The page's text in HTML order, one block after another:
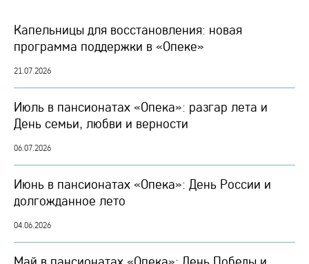
Капельницы для восстановления: новая
программа поддержки в «Опеке»
21.07.2026
Июль в пансионатах «Опека»: разгар лета и
День семьи, любви и верности
06.07.2026
Июнь в пансионатах «Опека»: День России и
долгожданное лето
04.06.2026